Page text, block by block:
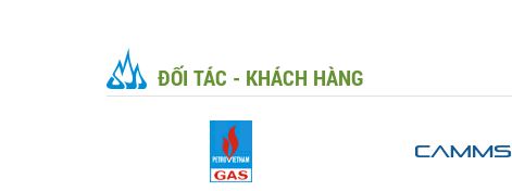
ĐỐI TÁC - KHÁCH HÀNG